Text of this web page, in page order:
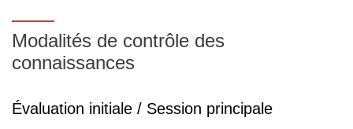
Modalités de contrôle des
connaissances
Évaluation initiale / Session principale